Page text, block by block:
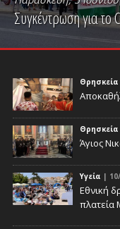
Συγκέντρωση για το
PLAY VIDEO
Θρησκεία
Θρησκεία
Άγιος
Υγεία |
Eθνική
πλατεία